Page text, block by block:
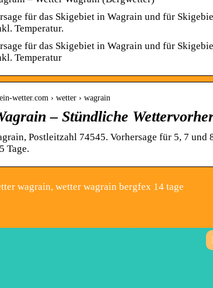
für das Skigebiet in Wagrain und für
Temperatur.
für das Skigebiet in Wagrain und für
Temperatur
wetter.com › wetter › wagrain
– Stündliche
Postleitzahl 74545. Vorhersage für 5, 7 und
Tage.
wagrain, wetter wagrain bergfex 14 tage